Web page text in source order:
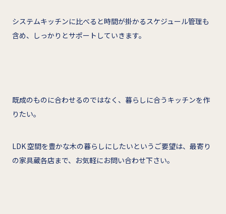
システムキッチンに比べると時間が掛かるスケジュール管理も
含め、しっかりとサポートしていきます。
既成のものに合わせるのではなく、暮らしに合うキッチンを作
りたい。
LDK 空間を豊かな木の暮らしにしたいというご要望は、最寄り
の家具蔵各店まで、お気軽にお問い合わせ下さい。